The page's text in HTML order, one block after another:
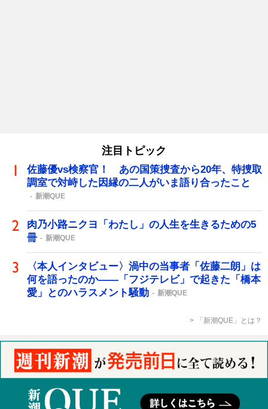
注目トピック
佐藤優vs検察官！ あの国策捜査から20年、特捜取
調室で対峙した因縁の二人がいま語り合ったこと
新潮QUE
肉乃小路ニクヨ「わたし」の人生を生きるための5
冊
新潮QUE
〈本人インタビュー〉渦中の当事者「佐藤二朗」は
何を語ったのか――「フジテレビ」で起きた「橋本
愛」とのハラスメント騒動
新潮QUE
「新潮QUE」とは？